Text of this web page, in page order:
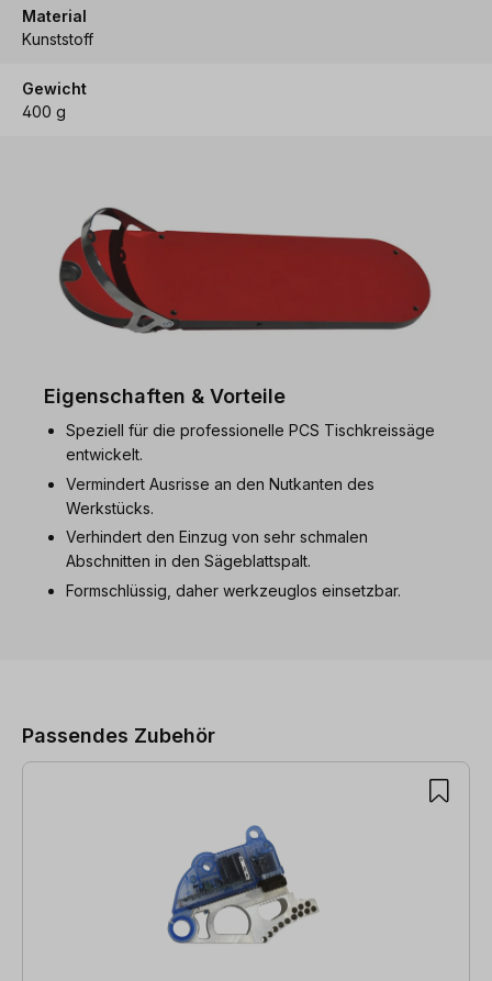
Material
Kunststoff
Gewicht
400 g
Eigenschaften & Vorteile
Speziell für die professionelle PCS Tischkreissäge
entwickelt.
Vermindert Ausrisse an den Nutkanten des
Werkstücks.
Verhindert den Einzug von sehr schmalen
Abschnitten in den Sägeblattspalt.
Formschlüssig, daher werkzeuglos einsetzbar.
Passendes Zubehör